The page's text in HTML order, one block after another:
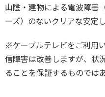
山陰・建物による電波障害
ーズ）のないクリアな安定
※ケーブルテレビをご利用
信障害は改善しますが、状
ることを保証するものでは